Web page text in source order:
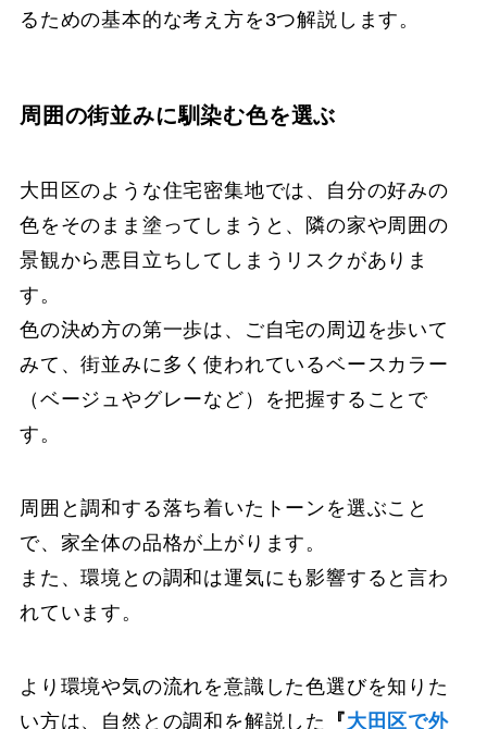
るための基本的な考え方を3つ解説します。
周囲の街並みに馴染む色を選ぶ
大田区のような住宅密集地では、自分の好みの
色をそのまま塗ってしまうと、隣の家や周囲の
景観から悪目立ちしてしまうリスクがありま
す。
色の決め方の第一歩は、ご自宅の周辺を歩いて
みて、街並みに多く使われているベースカラー
（ベージュやグレーなど）を把握することで
す。
周囲と調和する落ち着いたトーンを選ぶこと
で、家全体の品格が上がります。
また、環境との調和は運気にも影響すると言わ
れています。
より環境や気の流れを意識した色選びを知りた
い方は、自然との調和を解説した
『大田区で外